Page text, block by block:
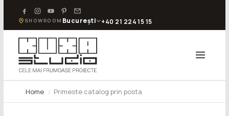
SHOWROOM București +40 21 224 15 15
Home Primeste catalog prin posta